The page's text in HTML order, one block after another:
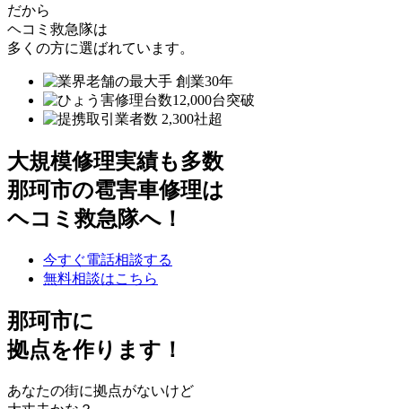
だから
ヘコミ救急隊は
多くの方に選ばれています。
大規模修理実績も多数
那珂市の雹害車修理は
ヘコミ救急隊へ！
今すぐ電話相談する
無料相談はこちら
那珂市に
拠点を作ります！
あなたの街に拠点がないけど